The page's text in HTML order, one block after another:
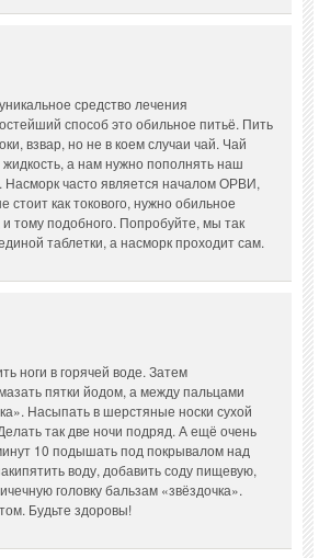
средство лечения
способ это обильное питьё. Пить
взвар, но не в коем случаи чай. Чай
а нам нужно пополнять наш
Насморк часто является началом ОРВИ,
стоит как токового, нужно обильное
и тому подобного. Попробуйте, мы так
таблетки, а насморк проходит сам.
ноги в горячей воде. Затем
пятки йодом, а между пальцами
Насыпать в шерстяные носки сухой
так две ночи подряд. А ещё очень
10 подышать под покрывалом над
воду, добавить соду пищевую,
головку бальзам «звёздочка».
Будьте здоровы!